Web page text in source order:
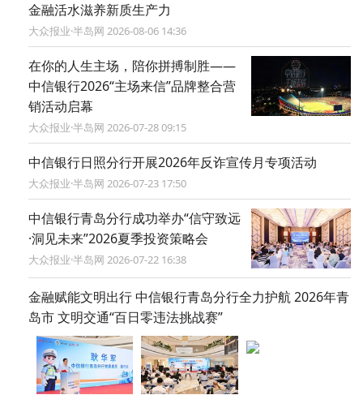
金融活水滋养新质生产力
大众报业·半岛网 2026-08-06 14:36
在你的人生主场，陪你拼搏制胜——
中信银行2026“主场来信”品牌整合营
销活动启幕
大众报业·半岛网 2026-07-28 09:15
中信银行日照分行开展2026年反诈宣传月专项活动
大众报业·半岛网 2026-07-23 17:50
中信银行青岛分行成功举办“信守致远
·洞见未来”2026夏季投资策略会
大众报业·半岛网 2026-07-22 16:38
金融赋能文明出行 中信银行青岛分行全力护航 2026年青
岛市 文明交通“百日零违法挑战赛”